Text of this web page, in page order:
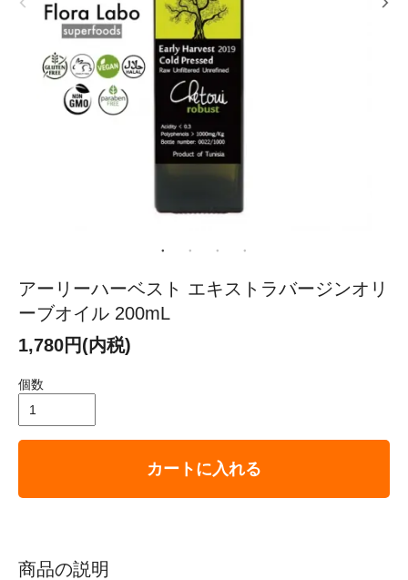
アーリーハーベスト エキストラバージンオリ
ーブオイル 200mL
1,780円(内税)
個数
カートに入れる
商品の説明